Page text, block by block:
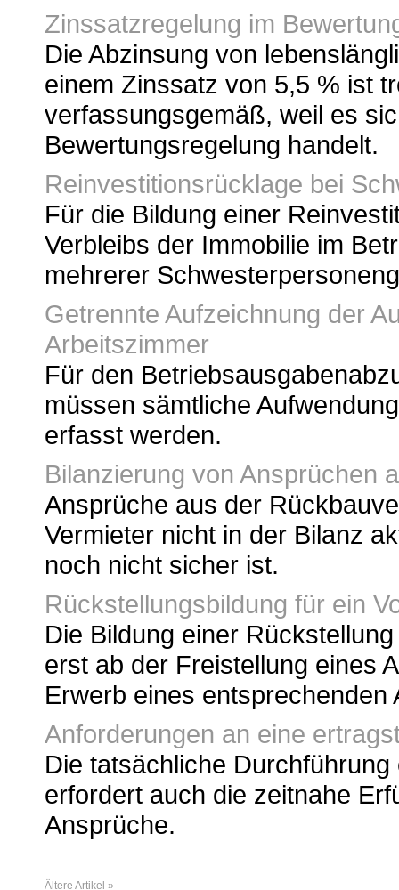
Zinssatzregelung im
Die Abzinsung von
einem Zinssatz von 5,5 % ist
verfassungsgemäß, weil es
Bewertungsregelung handelt.
Reinvestitionsrücklage bei
Für die Bildung einer
Verbleibs der Immobilie im
mehrerer
Getrennte Aufzeichnung der
Arbeitszimmer
Für den
müssen sämtliche
erfasst werden.
Bilanzierung von Ansprüchen
Ansprüche aus der
Vermieter nicht in der Bilanz
noch nicht sicher ist.
Rückstellungsbildung für ein
Die Bildung einer
erst ab der Freistellung eines
Erwerb eines entsprechenden
Anforderungen an eine
Die tatsächliche
erfordert auch die zeitnahe
Ansprüche.
Ältere Artikel »